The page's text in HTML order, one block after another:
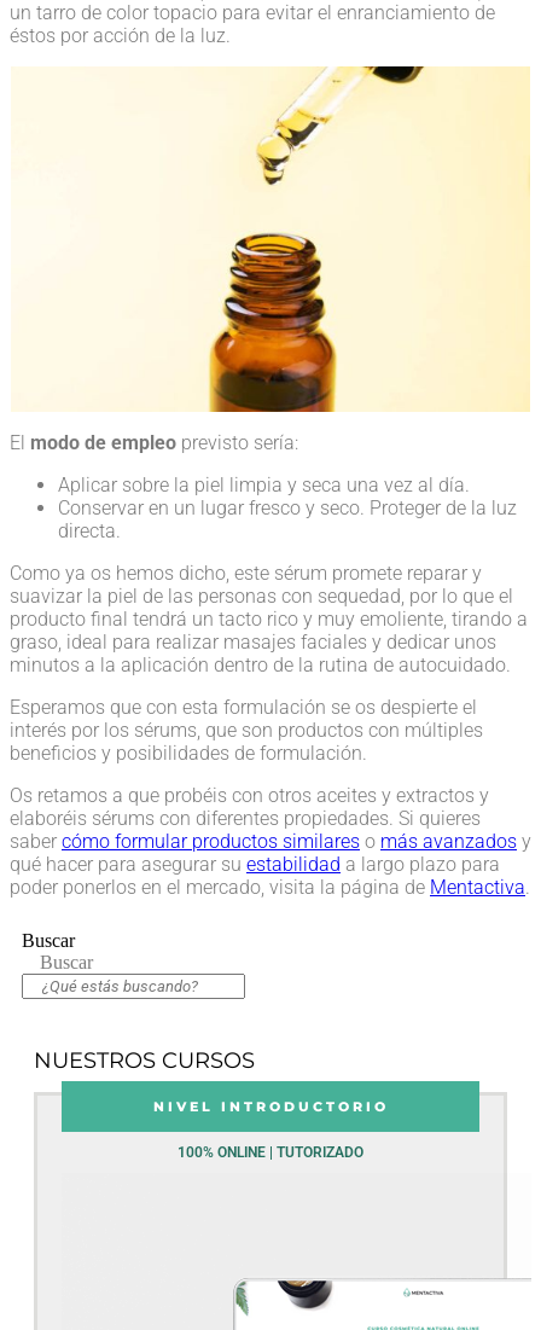
un tarro de color topacio para evitar el enranciamiento de
éstos por acción de la luz.
El modo de empleo previsto sería:
Aplicar sobre la piel limpia y seca una vez al día.
Conservar en un lugar fresco y seco. Proteger de la luz
directa.
Como ya os hemos dicho, este sérum promete reparar y
suavizar la piel de las personas con sequedad, por lo que el
producto final tendrá un tacto rico y muy emoliente, tirando a
graso, ideal para realizar masajes faciales y dedicar unos
minutos a la aplicación dentro de la rutina de autocuidado.
Esperamos que con esta formulación se os despierte el
interés por los sérums, que son productos con múltiples
beneficios y posibilidades de formulación.
Os retamos a que probéis con otros aceites y extractos y
elaboréis sérums con diferentes propiedades. Si quieres
saber cómo formular productos similares o más avanzados y
qué hacer para asegurar su estabilidad a largo plazo para
poder ponerlos en el mercado, visita la página de Mentactiva
Buscar
Buscar
NUESTROS CURSOS
NIVEL INTRODUCTORIO
100% ONLINE | TUTORIZADO